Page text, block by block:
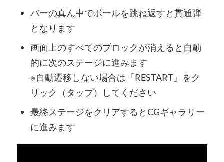
バーの真ん中でボールを跳ね返すと貫通弾
となります
画面上のすべてのブロックが消えると自動
的に次のステージに進みます
※自動遷移しない場合は「RESTART」をク
リック（タップ）してください
最終ステージをクリアするとCGギャラリー
に進みます